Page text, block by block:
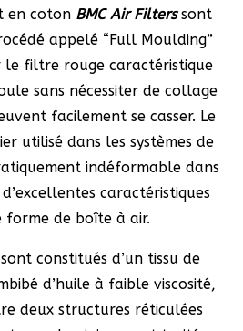
en coton BMC Air Filterssont
appelé “Full Moulding”
le filtre rouge caractéristique
sans nécessiter de collage
facilement se casser. Le
utilisé dans les systèmes de
indéformable dans
caractéristiques
forme de boîte à air.
constitués d’un tissu de
d’huile à faible viscosité,
deux structures réticulées